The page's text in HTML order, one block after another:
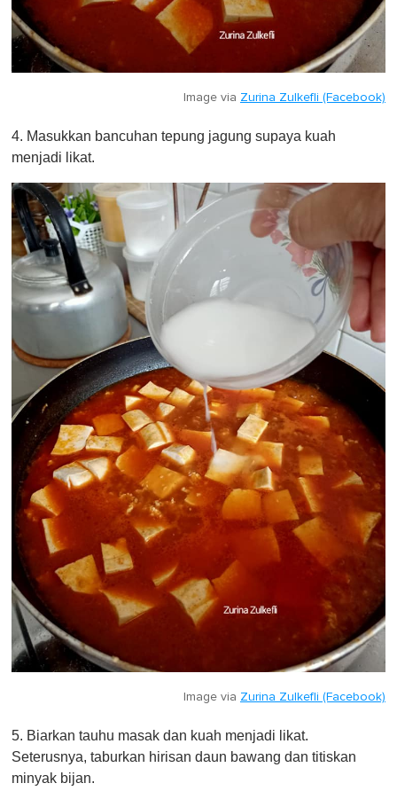
Image via Zurina Zulkefli (Facebook)
4. Masukkan bancuhan tepung jagung supaya kuah
menjadi likat.
Image via Zurina Zulkefli (Facebook)
5. Biarkan tauhu masak dan kuah menjadi likat.
Seterusnya, taburkan hirisan daun bawang dan titiskan
minyak bijan.